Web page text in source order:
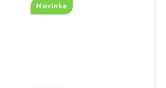
Novinka